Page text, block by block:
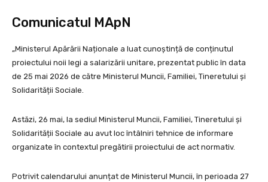
Comunicatul MApN
„Ministerul Apărării Naționale a luat cunoștință de conținutul
proiectului noii legi a salarizării unitare, prezentat public în data
de 25 mai 2026 de către Ministerul Muncii, Familiei, Tineretului și
Solidarității Sociale.
Astăzi, 26 mai, la sediul Ministerul Muncii, Familiei, Tineretului și
Solidarității Sociale au avut loc întâlniri tehnice de informare
organizate în contextul pregătirii proiectului de act normativ.
Potrivit calendarului anunțat de Ministerul Muncii, în perioada 27